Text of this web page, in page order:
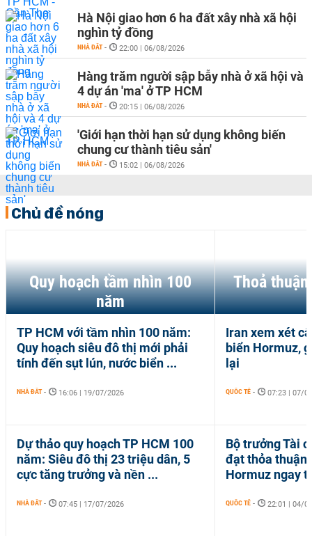
Hà Nội giao hơn 6 ha đất xây nhà xã hội
nghìn tỷ đồng
NHÀ ĐẤT - 22:00 | 06/08/2026
Hàng trăm người sập bẫy nhà ở xã hội và
4 dự án 'ma' ở TP HCM
NHÀ ĐẤT - 20:15 | 06/08/2026
'Giới hạn thời hạn sử dụng không biến
chung cư thành tiêu sản'
NHÀ ĐẤT - 15:02 | 06/08/2026
Chủ đề nóng
Quy hoạch tầm nhìn 100
năm
TP HCM với tầm nhìn 100 năm:
Quy hoạch siêu đô thị mới phải
tính đến sụt lún, nước biển ...
NHÀ ĐẤT - 16:06 | 19/07/2026
Dự thảo quy hoạch TP HCM 100
năm: Siêu đô thị 23 triệu dân, 5
cực tăng trưởng và nền ...
NHÀ ĐẤT - 07:45 | 17/07/2026
Thoả
Iran xem xét
biển Hormuz,
lại
QUỐC TẾ - 07:23 | 07/
Bộ trưởng Tài
đạt thỏa thuận
Hormuz ngay
QUỐC TẾ - 22:01 | 04/